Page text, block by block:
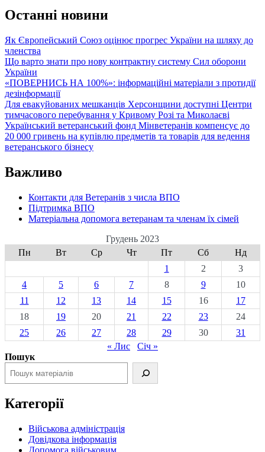
КП
Автоцентр
Останні новини
Як Європейський Союз оцінює прогрес України на шляху до
членства
Що варто знати про нову контрактну систему Сил оборони
України
«ПОВЕРНИСЬ НА 100%»: інформаційні матеріали з протидії
дезінформації
Для евакуйованих мешканців Херсонщини доступні Центри
тимчасового перебування у Кривому Розі та Миколаєві
Український ветеранський фонд Мінветеранів компенсує до
20 000 гривень на купівлю предметів та товарів для ведення
ветеранського бізнесу
Важливо
Контакти для Ветеранів з числа ВПО
Підтримка ВПО
Матеріальна допомога ветеранам та членам їх сімей
Грудень 2023
Пн
Вт Ср Чт Пт Сб
Нд
1
2
3
4
5 6 7 8 9
10
11
12 13 14 15 16
17
18
19 20 21 22 23
24
25
26 27 28 29 30
31
« Лис
Січ »
Пошук
Категорії
Військова адміністрація
Довідкова інформація
Допомога військовим